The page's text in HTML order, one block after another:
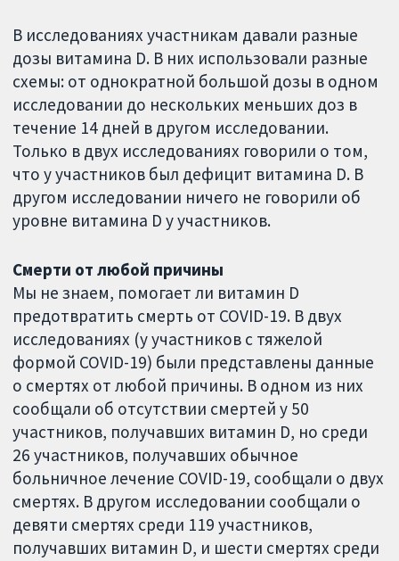
В исследованиях участникам давали разные
дозы витамина D. В них использовали разные
схемы: от однократной большой дозы в одном
исследовании до нескольких меньших доз в
течение 14 дней в другом исследовании.
Только в двух исследованиях говорили о том,
что у участников был дефицит витамина D. В
другом исследовании ничего не говорили об
уровне витамина D у участников.
Смерти от любой причины
Мы не знаем, помогает ли витамин D
предотвратить смерть от COVID-19. В двух
исследованиях (у участников с тяжелой
формой COVID-19) были представлены данные
о смертях от любой причины. В одном из них
сообщали об отсутствии смертей у 50
участников, получавших витамин D, но среди
26 участников, получавших обычное
больничное лечение COVID-19, сообщали о двух
смертях. В другом исследовании сообщали о
девяти смертях среди 119 участников,
получавших витамин D, и шести смертях среди